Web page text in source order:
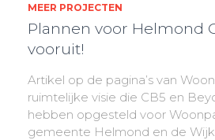
MEER PROJECTEN
Plannen voor Helmond
vooruit!
Artikel op de pagina’s van
ruimtelijke visie die CB5 en
hebben opgesteld voor
gemeente Helmond en de